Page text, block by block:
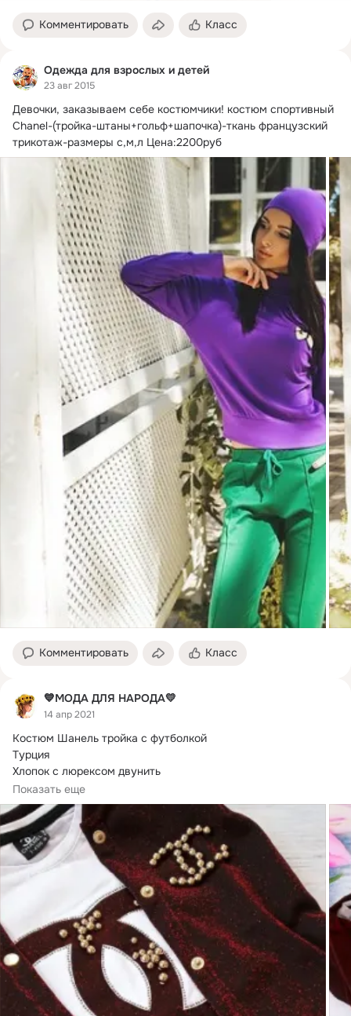
Комментировать Класс
Одежда для взрослых и детей
23 авг 2015
Девочки, заказываем себе костюмчики! костюм спортивный
Chanel-(тройка-штаны+гольф+шапочка)-ткань французский
трикотаж-размеры с,м,л Цена:2200руб
Комментировать Класс
💙МОДА ДЛЯ НАРОДА💛
14 апр 2021
Костюм Шанель тройка с футболкой
Турция
Хлопок с люрексом двунить
качество отменное
замеры сделаны от руки и могут отличатся +-1 см
Показать еще